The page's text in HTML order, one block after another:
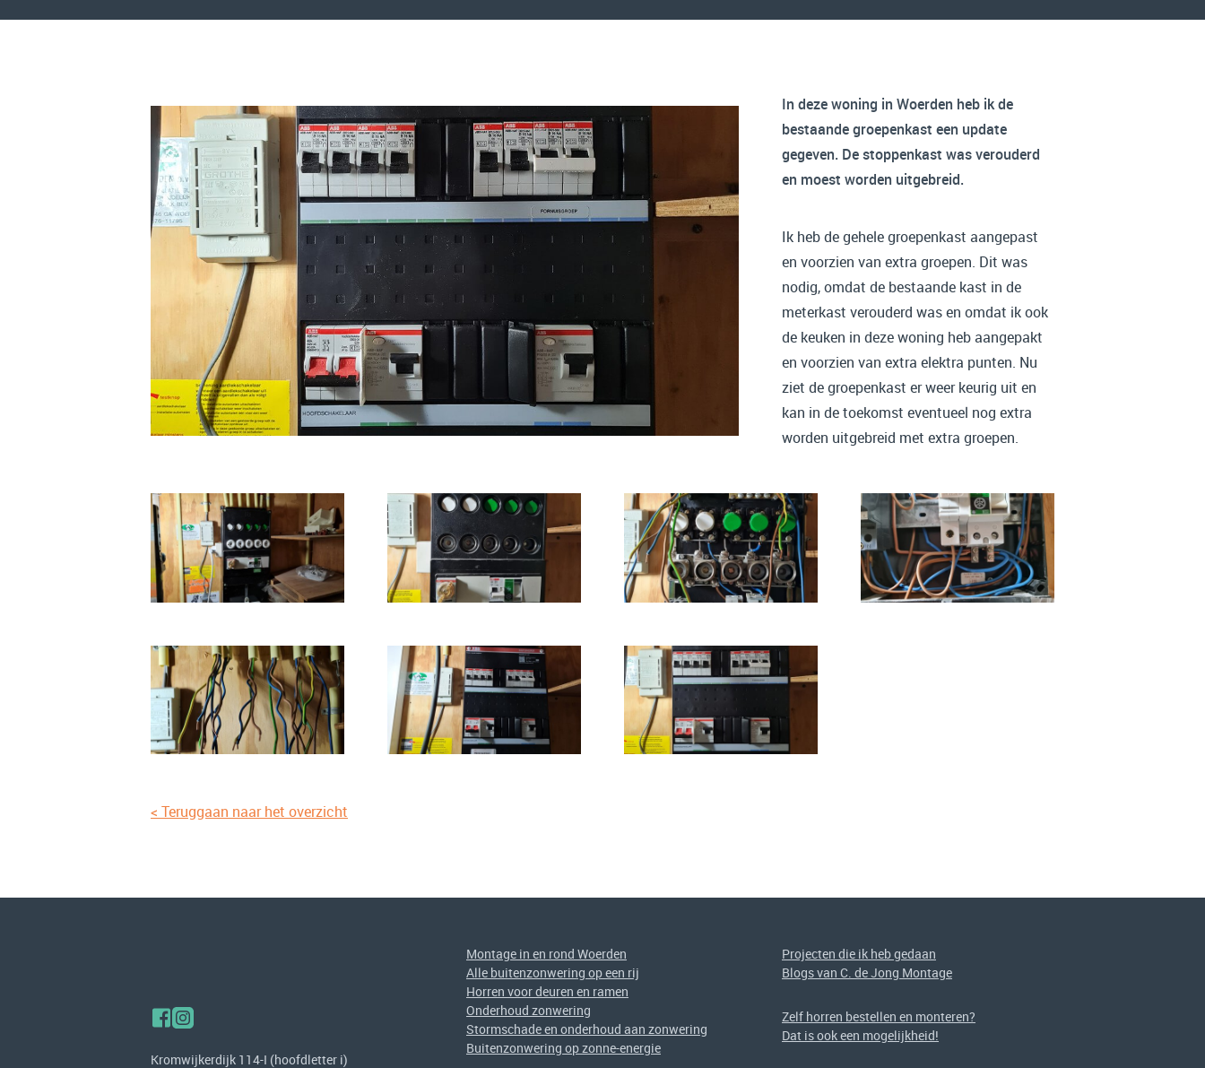
In deze woning in Woerden heb ik de
bestaande groepenkast een update
gegeven. De stoppenkast was verouderd
en moest worden uitgebreid.
Ik heb de gehele groepenkast aangepast
en voorzien van extra groepen. Dit was
nodig, omdat de bestaande kast in de
meterkast verouderd was en omdat ik ook
de keuken in deze woning heb aangepakt
en voorzien van extra elektra punten. Nu
ziet de groepenkast er weer keurig uit en
kan in de toekomst eventueel nog extra
worden uitgebreid met extra groepen.
< Teruggaan naar het overzicht
Kromwijkerdijk 114-I (hoofdletter i)
Montage in en rond Woerden
Alle buitenzonwering op een rij
Horren voor deuren en ramen
Onderhoud zonwering
Stormschade en onderhoud aan zonwering
Buitenzonwering op zonne-energie
Projecten die ik heb gedaan
Blogs van C. de Jong Montage
Zelf horren bestellen en monteren?
Dat is ook een mogelijkheid!